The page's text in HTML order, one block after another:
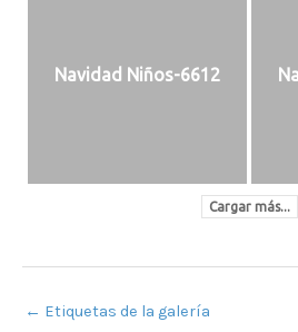
Navidad Niños-6612
Cargar más...
← Etiquetas de la galería